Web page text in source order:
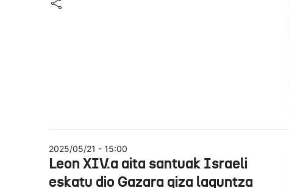
2025/05/21 - 15:00
Leon XIV.a aita santuak Israeli
eskatu dio Gazara giza laguntza